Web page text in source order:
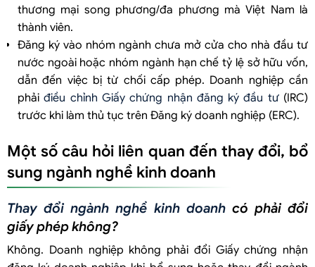
thương mại song phương/đa phương mà Việt Nam là
thành viên.
Đăng ký vào nhóm ngành chưa mở cửa cho nhà đầu tư
nước ngoài hoặc nhóm ngành hạn chế tỷ lệ sở hữu vốn,
dẫn đến việc bị từ chối cấp phép. Doanh nghiệp cần
phảiđiều chỉnh Giấy chứng nhận đăng ký đầu tư(IRC)
trước khi làm thủ tục trên Đăng ký doanh nghiệp (ERC).
Một số câu hỏi liên quan đến thay đổi, bổ
sung ngành nghề kinh doanh
Thay đổi ngành nghề kinh doanhcó phải đổi
giấy phép không?
Không. Doanh nghiệp không phải đổi Giấy chứng nhận